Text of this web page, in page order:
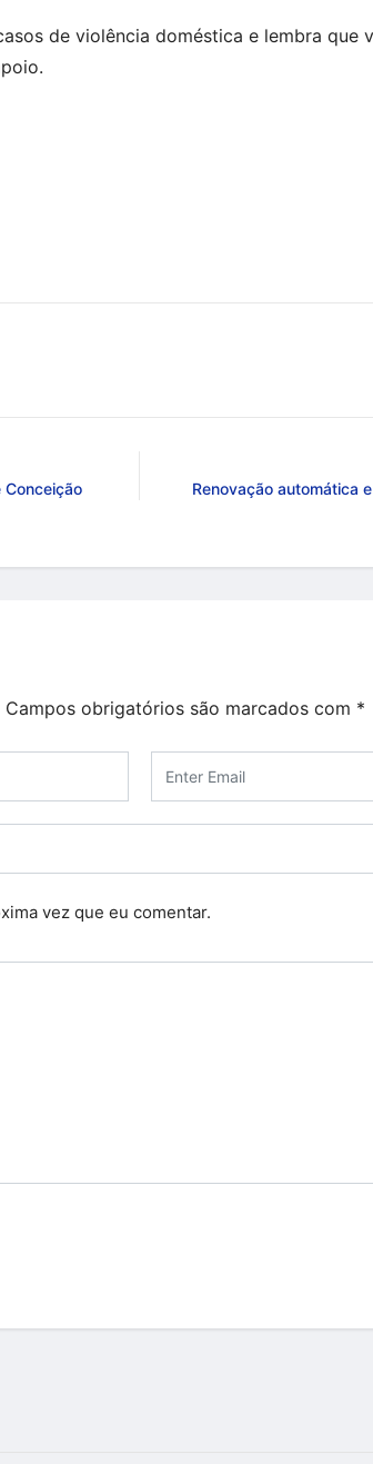
de violência doméstica e lembra que
Renovação automática
Campos obrigatórios são marcados com *
vez que eu comentar.